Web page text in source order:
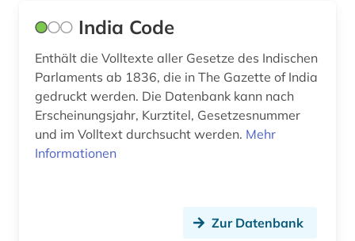
India Code
Enthält die Volltexte aller Gesetze des Indischen
Parlaments ab 1836, die in The Gazette of India
gedruckt werden. Die Datenbank kann nach
Erscheinungsjahr, Kurztitel, Gesetzesnummer
und im Volltext durchsucht werden. Mehr
Informationen
Zur Datenbank